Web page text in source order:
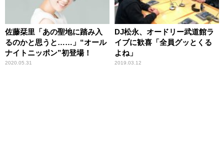
佐藤栞里「あの聖地に踏み入
るのかと思うと……」“オール
ナイトニッポン”初登場！
2020.05.31
DJ松永、オードリー武道館ラ
イブに歓喜「全員グッとくる
よね」
2019.03.12